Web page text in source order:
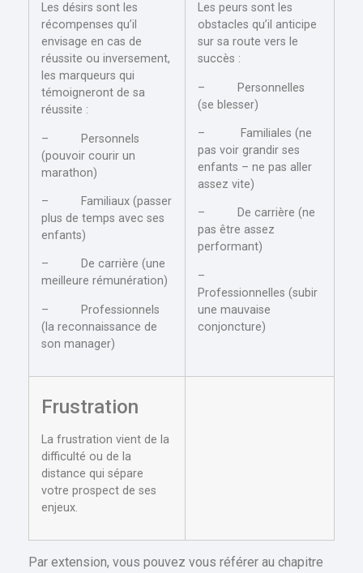
Les désirs sont les
récompenses qu’il
envisage en cas de
réussite ou inversement,
les marqueurs qui
témoigneront de sa
réussite :
– Personnels
(pouvoir courir un
marathon)
– Familiaux (passer
plus de temps avec ses
enfants)
– De carrière (une
meilleure rémunération)
– Professionnels
(la reconnaissance de
son manager)
Les peurs sont les
obstacles qu’il anticipe
sur sa route vers le
succès :
– Personnelles
(se blesser)
– Familiales (ne
pas voir grandir ses
enfants – ne pas aller
assez vite)
– De carrière (ne
pas être assez
performant)
–
Professionnelles (subir
une mauvaise
conjoncture)
Frustration
La frustration vient de la
difficulté ou de la
distance qui sépare
votre prospect de ses
enjeux.
Par extension, vous pouvez vous référer au chapitre